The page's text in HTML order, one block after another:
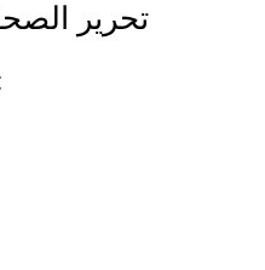
تحرير